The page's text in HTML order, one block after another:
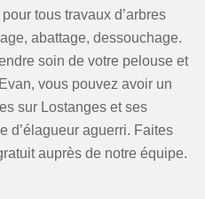
tous travaux d’arbres
abattage, dessouchage.
soin de votre pelouse et
vous pouvez avoir un
sur Lostanges et ses
d’élagueur aguerri. Faites
auprès de notre équipe.